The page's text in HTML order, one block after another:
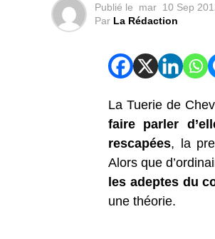
Publié le mar 10 Sep
Par La Rédaction
La Tuerie de
faire parler
rescapées, la
Alors que
les adeptes du
une théorie.